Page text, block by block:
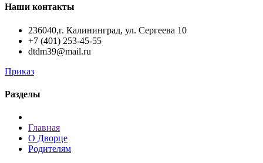
Наши контакты
236040,г. Калининград, ул. Сергеева 10
+7 (401) 253-45-55
dtdm39@mail.ru
Приказ
Разделы
Главная
О Дворце
Родителям